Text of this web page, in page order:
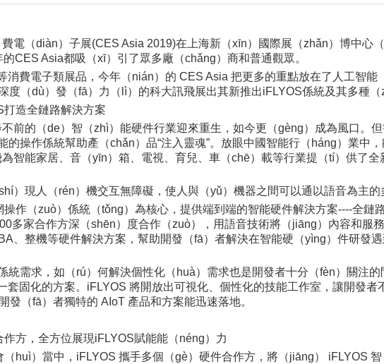
電（diàn）子展(CES Asia 2019)在上海新（xīn）國際展（zhǎn）博中心
CES Asia都吸（xī）引了眾多廠（chǎng）商和普通觀眾。
消費電子類展品，今年（nián）的 CES Asia 把更多的重點放在了人工智
度（dù）發（fā）力（lì）的科大訊飛展出其新推出iFLYOS係統及其多種（
打造全鏈路解決方案
前的（de）智（zhì）能硬件行業迎來重生，如今更（gèng）成為風口。
的操作係統幫助產（chǎn）品“注入靈魂”。放眼中國智能行（háng）業中
智能家居、音（yīn）箱、電視、育兒、車（chē）載等行業提（tí）供了
）現人（rén）機交互無障礙，使人與（yǔ）機器之間可以通以語音為主
作（zuò）係統（tǒng）為核心，提供端到端的智能硬件解決方案----全
多家合作方深（shēn）度合作（zuò），用語音技術將（jiāng）內容和服
、整機等硬件解決方案，幫助開發（fā）者解決在智能硬（yìng）件研發遇
統需求，如（rú）何解決個性化（huà）需求也是開發者十分（fèn）關注
套固化的方案。iFLYOS 將開放出可視化、個性化的技能工作室，讓開發
發（fā）者獨特的 AIoT 產品和方案能迅速落地。
方，全方位展現iFLYOS賦能能（néng）力
huì）當中，iFLYOS 攜手多個（gè）硬件合作方，將（jiāng） iFLYOS